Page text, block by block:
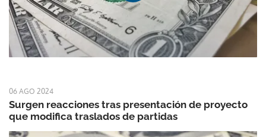
06 AGO 2024
Surgen reacciones tras presentación de proyecto
que modifica traslados de partidas